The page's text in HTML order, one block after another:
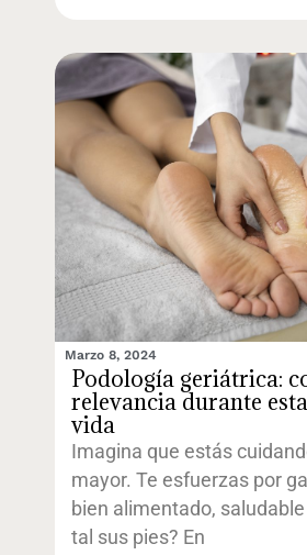
Marzo 8, 2024
Podología geriátrica:
relevancia durante
vida
Imagina que estás
mayor. Te esfuerzas por
bien alimentado,
tal sus pies? En